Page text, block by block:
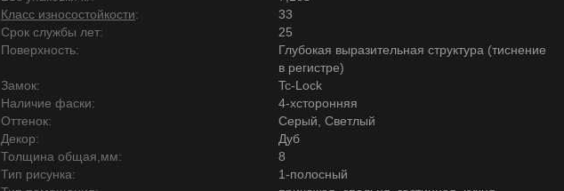
Класс износостойкости:
33
Срок службы лет:
25
Поверхность:
Глубокая выразительная структура (тиснение
в регистре)
Замок:
Tc-Lock
Наличие фаски:
4-хсторонняя
Оттенок:
Серый, Светлый
Декор:
Дуб
Толщина общая,мм:
8
Тип рисунка:
1-полосный